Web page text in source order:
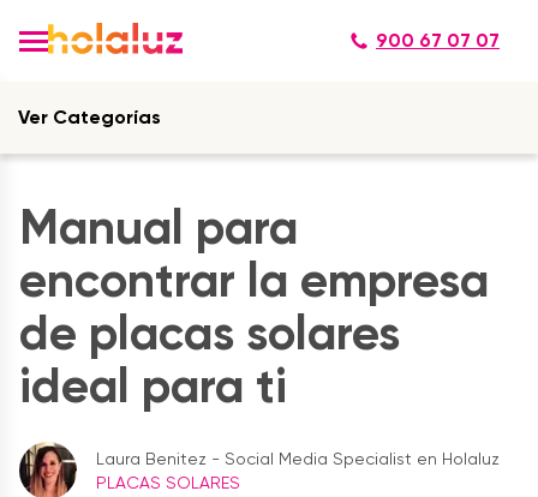
900 67 07 07
Ver Categorías
Manual para
encontrar la empresa
de placas solares
ideal para ti
Laura Benitez - Social Media Specialist en Holaluz
PLACAS SOLARES